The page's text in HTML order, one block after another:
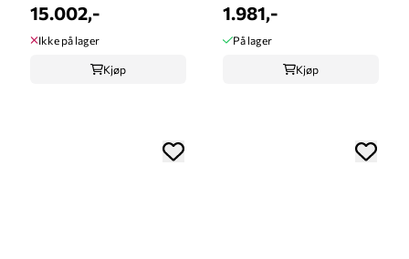
15.002,-
Ikke på lager
Kjøp
med ...
1.981,-
På lager
Kjøp